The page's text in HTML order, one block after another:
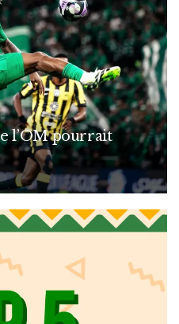
l’OM pourrait